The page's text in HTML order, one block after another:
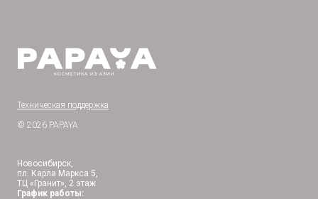
Техническая поддержка
© 2026 PAPAYA
Новосибирск,
пл. Карла Маркса 5,
ТЦ «Гранит», 2 этаж
График работы: